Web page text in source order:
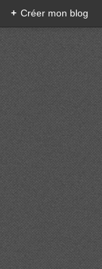
+ Créer mon blog